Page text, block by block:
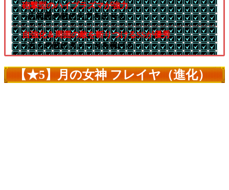
砲撃型のハイプラズマが強力
└広範囲の敵に火力を出せる
自強化＆周囲の敵を斬りつけるSSが優秀
└近くの敵にダメージを稼げる
【★5】月の女神 フレイヤ（進化）